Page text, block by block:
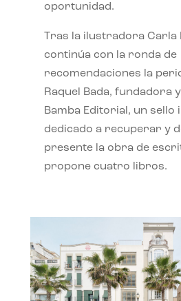
oportunidad.
Tras la ilustradora Carla
continúa con la ronda de
recomendaciones la
Raquel Bada, fundadora
Bamba Editorial, un sello
dedicado a recuperar y
presente la obra de
propone cuatro libros.